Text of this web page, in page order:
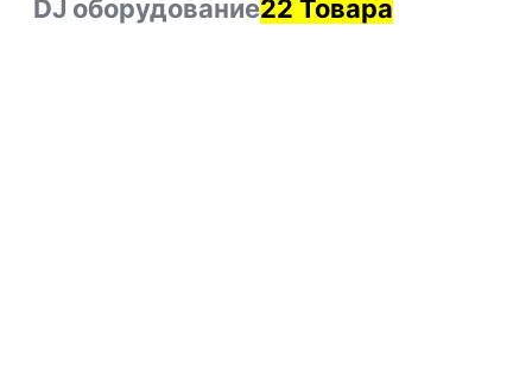
DJ оборудование22 Товара